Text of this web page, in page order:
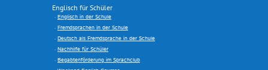
Englisch für Schüler
Englisch in der Schule
Fremdsprachen in der Schule
Deutsch als Fremdsprache in der Schule
Nachhilfe für Schüler
Begabtenförderung im Sprachclub